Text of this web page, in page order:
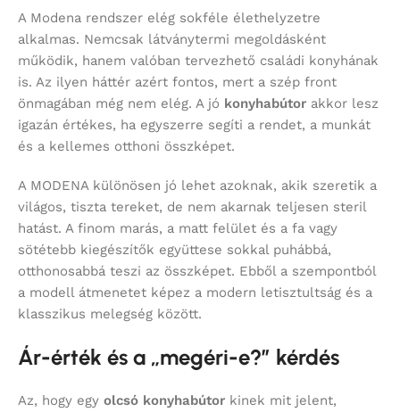
A Modena rendszer elég sokféle élethelyzetre
alkalmas. Nemcsak látványtermi megoldásként
működik, hanem valóban tervezhető családi konyhának
is. Az ilyen háttér azért fontos, mert a szép front
önmagában még nem elég. A jó konyhabútor akkor lesz
igazán értékes, ha egyszerre segíti a rendet, a munkát
és a kellemes otthoni összképet.
A MODENA különösen jó lehet azoknak, akik szeretik a
világos, tiszta tereket, de nem akarnak teljesen steril
hatást. A finom marás, a matt felület és a fa vagy
sötétebb kiegészítők együttese sokkal puhábbá,
otthonosabbá teszi az összképet. Ebből a szempontból
a modell átmenetet képez a modern letisztultság és a
klasszikus melegség között.
Ár-érték és a „megéri-e?” kérdés
Az, hogy egy olcsó konyhabútor kinek mit jelent,